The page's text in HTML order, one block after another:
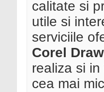
calitate si
utile si
serviciile
Corel
realiza si
cea mai